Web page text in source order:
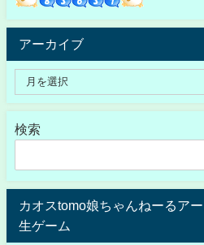
アーカイブ
検索
カオスtomo娘ちゃんねーるア
生ゲーム